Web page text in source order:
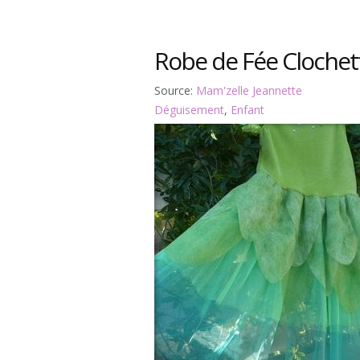
Robe de Fée
Source: Mam'zelle Jeannette
Déguisement, Enfant